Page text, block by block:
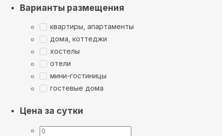
Варианты размещения
квартиры, апартаменты
дома, коттеджи
хостелы
отели
мини-гостиницы
гостевые дома
Цена за сутки